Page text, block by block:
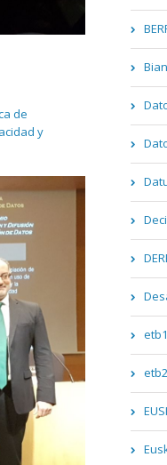
de
y
etb1
etb2